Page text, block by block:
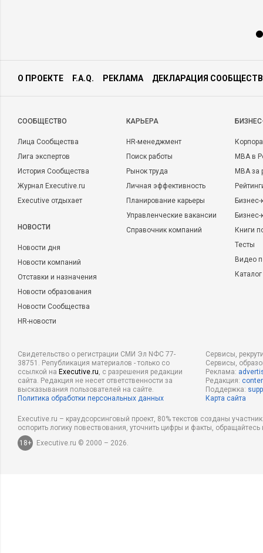
О ПРОЕКТЕ F.A.Q. РЕКЛАМА ДЕКЛАРАЦИЯ
CООБЩЕСТВО
Лица Сообщества
Лига экспертов
История Сообщества
Журнал Executive.ru
Executive отдыхает
НОВОСТИ
Новости дня
Новости компаний
Отставки и назначения
Новости образования
Новости Сообщества
HR-новости
КАРЬЕРА
HR-менеджмент
Поиск работы
Рынок труда
Личная эффективность
Планирование карьеры
Управленческие вакансии
Справочник компаний
MBA в
MBA
Бизнес-
Книги
Тесты
Видео
Свидетельство о регистрации СМИ Эл NФС 77-
38751. Републикация материалов - только со
ссылкой на Executive.ru, с разрешения редакции
сайта. Редакция не несет ответственности за
высказывания пользователей на сайте.
Политика обработки персональных данных
Сервисы,
Сервисы,
Реклама:
Редакция:
Поддержка:
Карта сайта
Executive.ru – краудсорсинговый проект, 80% текстов созданы
оспорить логику повествования, уточнить цифры и факты,
18+
Executive.ru © 2000 – 2026.